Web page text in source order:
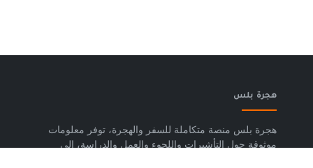
هجرة بلس
هجرة بلس منصة متكاملة للسفر والهجرة، توفر معلومات
موثوقة حول التأشيرات واللجوء والعمل والدراسة، إلى